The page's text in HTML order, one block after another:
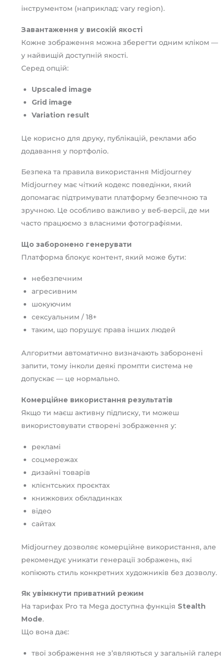
інструментом (наприклад: vary region).
Завантаження у високій якості
Кожне зображення можна зберегти одним кліком —
у найвищій доступній якості.
Серед опцій:
Upscaled image
Grid image
Variation result
Це корисно для друку, публікацій, реклами або
додавання у портфоліо.
Безпека та правила використання Midjourney
Midjourney має чіткий кодекс поведінки, який
допомагає підтримувати платформу безпечною та
зручною. Це особливо важливо у веб-версії, де ми
часто працюємо з власними фотографіями.
Що заборонено генерувати
Платформа блокує контент, який може бути:
небезпечним
агресивним
шокуючим
сексуальним / 18+
таким, що порушує права інших людей
Алгоритми автоматично визначають заборонені
запити, тому інколи деякі промпти система не
допускає — це нормально.
Комерційне використання результатів
Якщо ти маєш активну підписку, ти можеш
використовувати створені зображення у:
рекламі
соцмережах
дизайні товарів
клієнтських проєктах
книжкових обкладинках
відео
сайтах
Midjourney дозволяє комерційне використання, але
рекомендує уникати генерації зображень, які
копіюють стиль конкретних художників без дозволу.
Як увімкнути приватний режим
На тарифах Pro та Mega доступна функція Stealth
Mode.
Що вона дає:
твої зображення не з’являються у загальній